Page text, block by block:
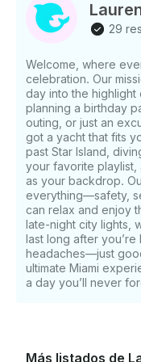
generosa
completo en el agua. Ideal para familias, grupos u
de 74 pies ofrece
espacio, estilo y
Staniel, te sitúa
cerdos nadadores,
las aguas más
alcance . Itinerario sugerido: Su escapada a las
Bahamas está a
descubrir aguas
vírgenes a bordo
exploración como para el lujo .
su viaje con una
Staniel,
azul que definen a
en la cubierta de
explora el mundo
29
Welcome, where
celebration. Our
day into the highlight
planning a birthday
outing, or just an
got a yacht that fits
past Star Island,
your favorite playlist,
as your backdrop.
everything—safety,
can relax and enjoy
late-night city lights,
last long after
headaches—just
ultimate Miami
a day you’ll never
Más listados de